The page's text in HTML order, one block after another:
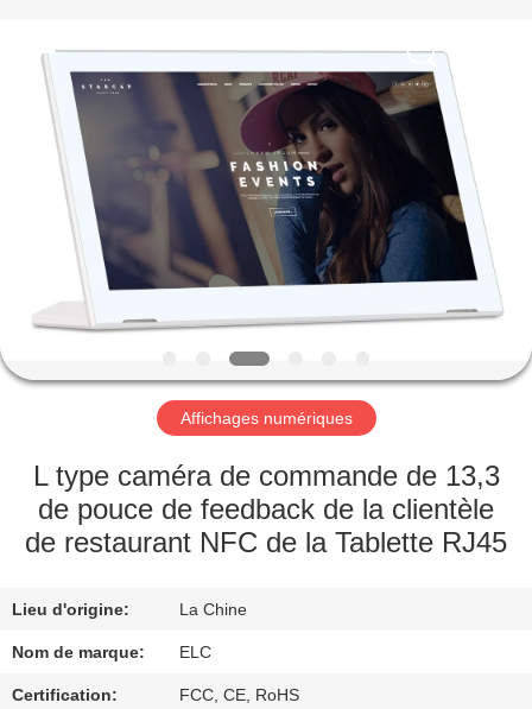
MAISON
PRODUITS
SUJET
DE
NOUS
VISITE
D'USINE
DE
QUALITÉ
Reserved.
Affichages numériques
L type caméra de commande de 13,3
de pouce de feedback de la clientèle
de restaurant NFC de la Tablette RJ45
Lieu d'origine: La Chine
Nom de marque: ELC
Certification: FCC, CE, RoHS